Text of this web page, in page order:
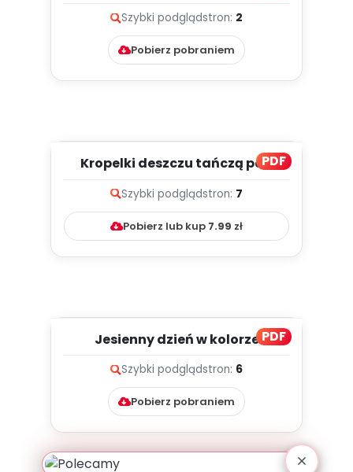
Szybki podglądstron: 2
Pobierz pobraniem
PDF
Kropelki deszczu tańczą pod
Szybki podglądstron: 7
Pobierz lub kup 7.99 zł
PDF
Jesienny dzień w kolorze
Szybki podglądstron: 6
Pobierz pobraniem